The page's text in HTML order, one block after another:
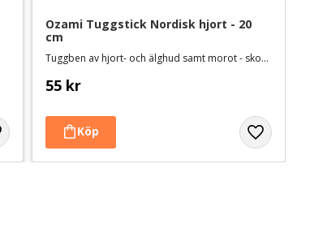
Ozami Tuggstick Nordisk hjort - 20
cm
Tuggben av hjort- och älghud samt morot - skonsamt för magen
55 kr